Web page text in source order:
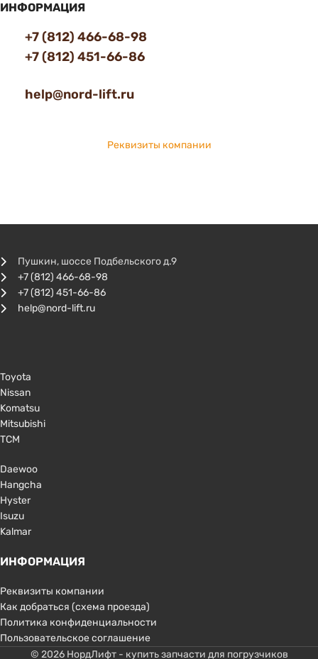
ИНФОРМАЦИЯ
+7 (812) 466-68-98
+7 (812) 451-66-86
help@nord-lift.ru
Реквизиты компании
Пушкин, шоссе Подбельского д.9
+7 (812) 466-68-98
+7 (812) 451-66-86
help@nord-lift.ru
Toyota
Nissan
Komatsu
Mitsubishi
TCM
Daewoo
Hangcha
Hyster
Isuzu
Kalmar
ИНФОРМАЦИЯ
Реквизиты компании
Как добраться (схема проезда)
Политика конфиденциальности
Пользовательское соглашение
© 2026 НордЛифт - купить запчасти для погрузчиков